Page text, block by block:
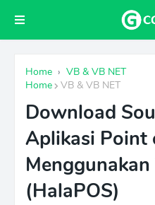
Home › VB & VB NET
Home
VB & VB NET
Download
Aplikasi Point
Menggunakan
(HalaPOS)